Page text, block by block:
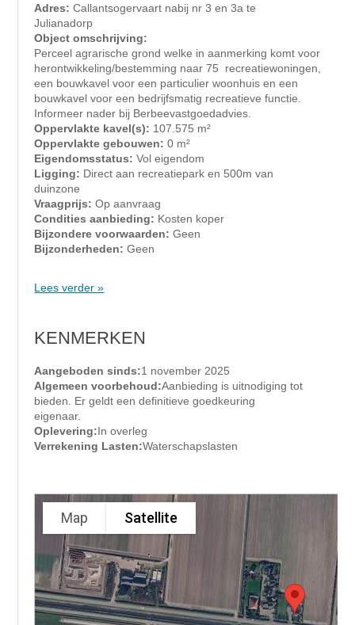
Adres:Callantsogervaart nabij nr 3 en 3a te
Julianadorp
Object omschrijving:
Perceel agrarische grond welke in aanmerking komt voor
herontwikkeling/bestemming naar 75 recreatiewoningen,
een bouwkavel voor een particulier woonhuis en een
bouwkavel voor een bedrijfsmatig recreatieve functie.
Informeer nader bij Berbeevastgoedadvies.
Oppervlakte kavel(s): 107.575 m²
Oppervlakte gebouwen:0 m²
Eigendomsstatus:Vol eigendom
Ligging: Direct aan recreatiepark en 500m van
duinzone
Vraagprijs:Op aanvraag
Condities aanbieding: Kosten koper
Bijzondere voorwaarden:Geen
Bijzonderheden:Geen
Lees verder »
KENMERKEN
Aangeboden sinds:1 november 2025
Algemeen voorbehoud:Aanbieding is uitnodiging tot
bieden. Er geldt een definitieve goedkeuring
eigenaar.
Oplevering:In overleg
Verrekening Lasten:Waterschapslasten
Map Satellite